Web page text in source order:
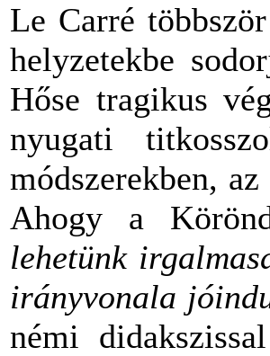
Le Carré
helyzetekbe
Hőse tragikus
nyugati
módszerekben,
Ahogy a
lehetünk
irányvonala
némi